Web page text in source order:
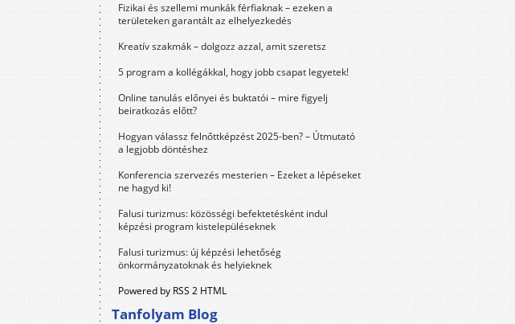
Fizikai és szellemi munkák férfiaknak – ezeken a
területeken garantált az elhelyezkedés
Kreatív szakmák – dolgozz azzal, amit szeretsz
5 program a kollégákkal, hogy jobb csapat legyetek!
Online tanulás előnyei és buktatói – mire figyelj
beiratkozás előtt?
Hogyan válassz felnőttképzést 2025-ben? – Útmutató
a legjobb döntéshez
Konferencia szervezés mesterien – Ezeket a lépéseket
ne hagyd ki!
Falusi turizmus: közösségi befektetésként indul
képzési program kistelepüléseknek
Falusi turizmus: új képzési lehetőség
önkormányzatoknak és helyieknek
Powered by RSS 2 HTML
Tanfolyam Blog